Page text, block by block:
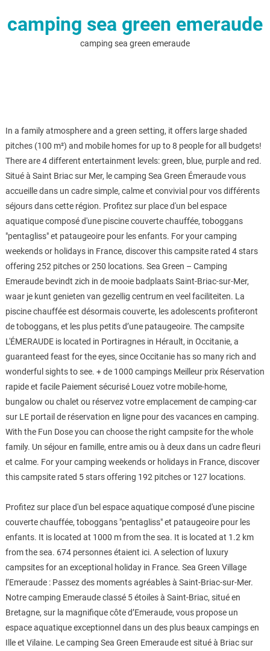
camping sea green emeraude
camping sea green emeraude
In a family atmosphere and a green setting, it offers large shaded
pitches (100 m²) and mobile homes for up to 8 people for all budgets!
There are 4 different entertainment levels: green, blue, purple and red.
Situé à Saint Briac sur Mer, le camping Sea Green Émeraude vous
accueille dans un cadre simple, calme et convivial pour vos différents
séjours dans cette région. Profitez sur place d'un bel espace
aquatique composé d'une piscine couverte chauffée, toboggans
"pentagliss" et pataugeoire pour les enfants. For your camping
weekends or holidays in France, discover this campsite rated 4 stars
offering 252 pitches or 250 locations. Sea Green – Camping
Emeraude bevindt zich in de mooie badplaats Saint-Briac-sur-Mer,
waar je kunt genieten van gezellig centrum en veel faciliteiten. La
piscine chauffée est désormais couverte, les adolescents profiteront
de toboggans, et les plus petits d’une pataugeoire. The campsite
L'ÉMERAUDE is located in Portiragnes in Hérault, in Occitanie, a
guaranteed feast for the eyes, since Occitanie has so many rich and
wonderful sights to see. + de 1000 campings Meilleur prix Réservation
rapide et facile Paiement sécurisé Louez votre mobile-home,
bungalow ou chalet ou réservez votre emplacement de camping-car
sur LE portail de réservation en ligne pour des vacances en camping.
With the Fun Dose you can choose the right campsite for the whole
family. Un séjour en famille, entre amis ou à deux dans un cadre fleuri
et calme. For your camping weekends or holidays in France, discover
this campsite rated 5 stars offering 192 pitches or 127 locations.
Profitez sur place d'un bel espace aquatique composé d'une piscine
couverte chauffée, toboggans "pentagliss" et pataugeoire pour les
enfants. It is located at 1000 m from the sea. It is located at 1.2 km
from the sea. 674 personnes étaient ici. A selection of luxury
campsites for an exceptional holiday in France. Sea Green Village
l’Emeraude : Passez des moments agréables à Saint-Briac-sur-Mer.
Notre camping Emeraude classé 5 étoiles à Saint-Briac, situé en
Bretagne, sur la magnifique côte d’Emeraude, vous propose un
espace aquatique exceptionnel dans un des plus beaux campings en
Ille et Vilaine. Le camping Sea Green Emeraude est situé à Briac sur